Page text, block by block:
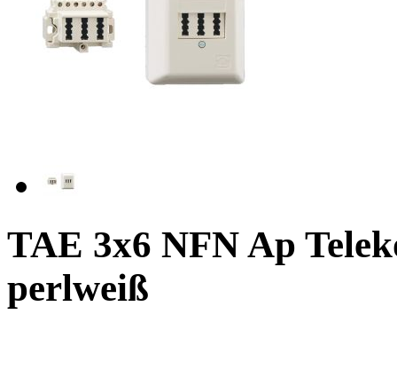
TAE 3x6 NFN Ap
perlweiß